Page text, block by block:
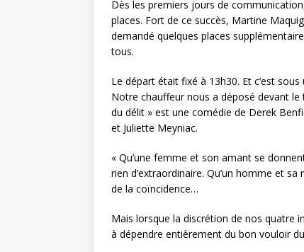
Dès les premiers jours de
places. Fort de ce succès, Martine
demandé quelques places
tous.
Le départ était fixé à 13h30. Et c’est
Notre chauffeur nous a déposé devant le
du délit » est une comédie de Derek
et Juliette Meyniac.
« Qu’une femme et son amant se
rien d’extraordinaire. Qu’un homme et
de la coïncidence…
Mais lorsque la discrétion de nos quatre
à dépendre entièrement du bon vouloir